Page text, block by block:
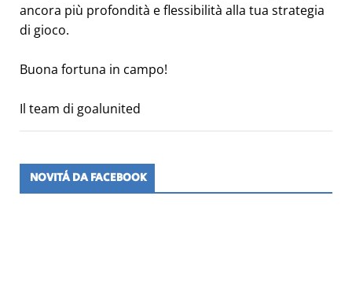
ancora più profondità e flessibilità alla tua strategia
di gioco.
Buona fortuna in campo!
Il team di goalunited
NOVITÀ DA FACEBOOK